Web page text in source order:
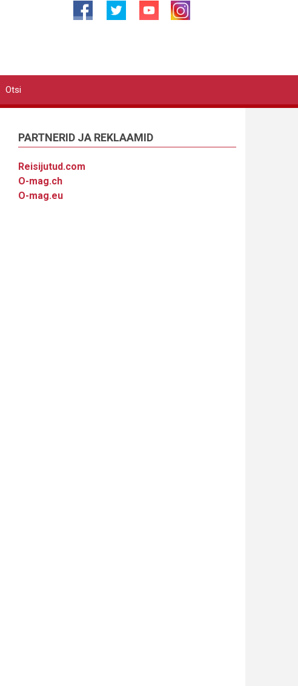
Otsi
PARTNERID JA REKLAAMID
Reisijutud.com
O-mag.ch
O-mag.eu